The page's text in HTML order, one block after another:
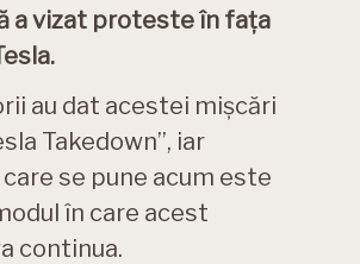
a vizat proteste în fața
au dat acestei mișcări
Takedown”, iar
se pune acum este
în care acest
continua.